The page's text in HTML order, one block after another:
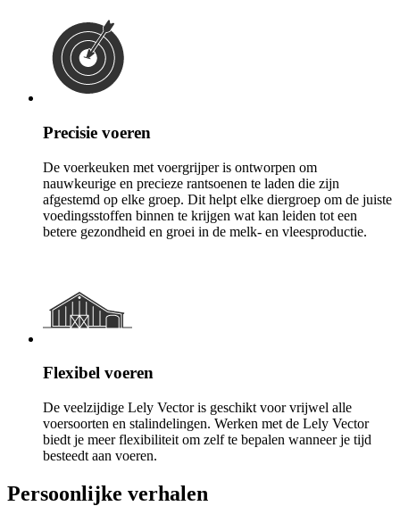
Precisie voeren
De voerkeuken met voergrijper is ontworpen om
nauwkeurige en precieze rantsoenen te laden die zijn
afgestemd op elke groep. Dit helpt elke diergroep om de juiste
voedingsstoffen binnen te krijgen wat kan leiden tot een
betere gezondheid en groei in de melk- en vleesproductie.
Flexibel voeren
De veelzijdige Lely Vector is geschikt voor vrijwel alle
voersoorten en stalindelingen. Werken met de Lely Vector
biedt je meer flexibiliteit om zelf te bepalen wanneer je tijd
besteedt aan voeren.
Persoonlijke verhalen